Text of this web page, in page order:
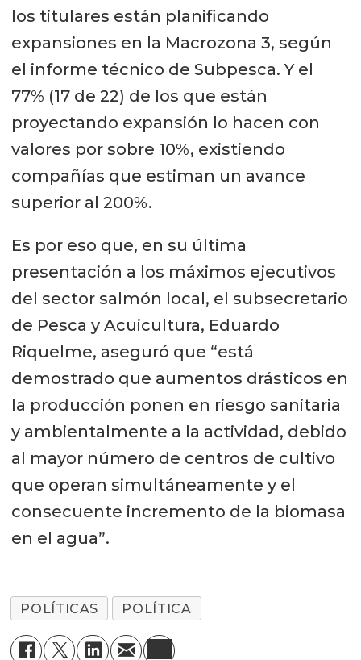
los titulares están planificando
expansiones en la Macrozona 3, según
el informe técnico de Subpesca. Y el
77% (17 de 22) de los que están
proyectando expansión lo hacen con
valores por sobre 10%, existiendo
compañías que estiman un avance
superior al 200%.
Es por eso que, en su última
presentación a los máximos ejecutivos
del sector salmón local, el subsecretario
de Pesca y Acuicultura, Eduardo
Riquelme, aseguró que “está
demostrado que aumentos drásticos en
la producción ponen en riesgo sanitaria
y ambientalmente a la actividad, debido
al mayor número de centros de cultivo
que operan simultáneamente y el
consecuente incremento de la biomasa
en el agua”.
POLÍTICAS POLÍTICA